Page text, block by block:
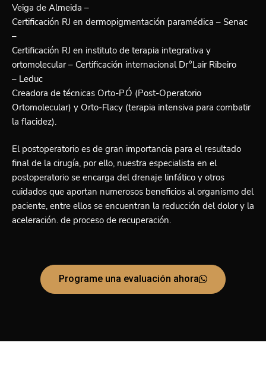
Veiga de Almeida –
Certificación RJ en dermopigmentación paramédica – Senac
–
Certificación RJ en instituto de terapia integrativa y
ortomolecular – Certificación internacional Dr°Lair Ribeiro
– Leduc
Creadora de técnicas Orto-P.Ó (Post-Operatorio
Ortomolecular) y Orto-Flacy (terapia intensiva para combatir
la flacidez).
El postoperatorio es de gran importancia para el resultado
final de la cirugía, por ello, nuestra especialista en el
postoperatorio se encarga del drenaje linfático y otros
cuidados que aportan numerosos beneficios al organismo del
paciente, entre ellos se encuentran la reducción del dolor y la
aceleración. de proceso de recuperación.
Programe una evaluación ahora